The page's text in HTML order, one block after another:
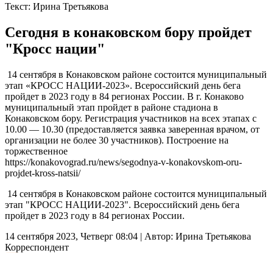
Текст: Ирина Третьякова
Сегодня в конаковском бору пройдет
"Кросс нации"
14 сентября в Конаковском районе состоится муниципальный
этап «КРОСС НАЦИИ-2023». Всероссийский день бега
пройдет в 2023 году в 84 регионах России. В г. Конаково
муниципальный этап пройдет в районе стадиона в
Конаковском бору. Регистрация участников на всех этапах с
10.00 — 10.30 (предоставляется заявка заверенная врачом, от
организации не более 30 участников). Построение на
торжественное
https://konakovograd.ru/news/segodnya-v-konakovskom-oru-
projdet-kross-natsii/
14 сентября в Конаковском районе состоится муниципальный
этап "КРОСС НАЦИИ-2023". Всероссийский день бега
пройдет в 2023 году в 84 регионах России.
14 сентября 2023, Четверг 08:04 | Автор: Ирина Третьякова
Корреспондент